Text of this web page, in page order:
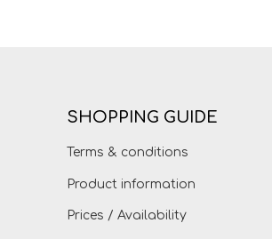
SHOPPING GUIDE
Terms & conditions
Product information
Prices / Availability